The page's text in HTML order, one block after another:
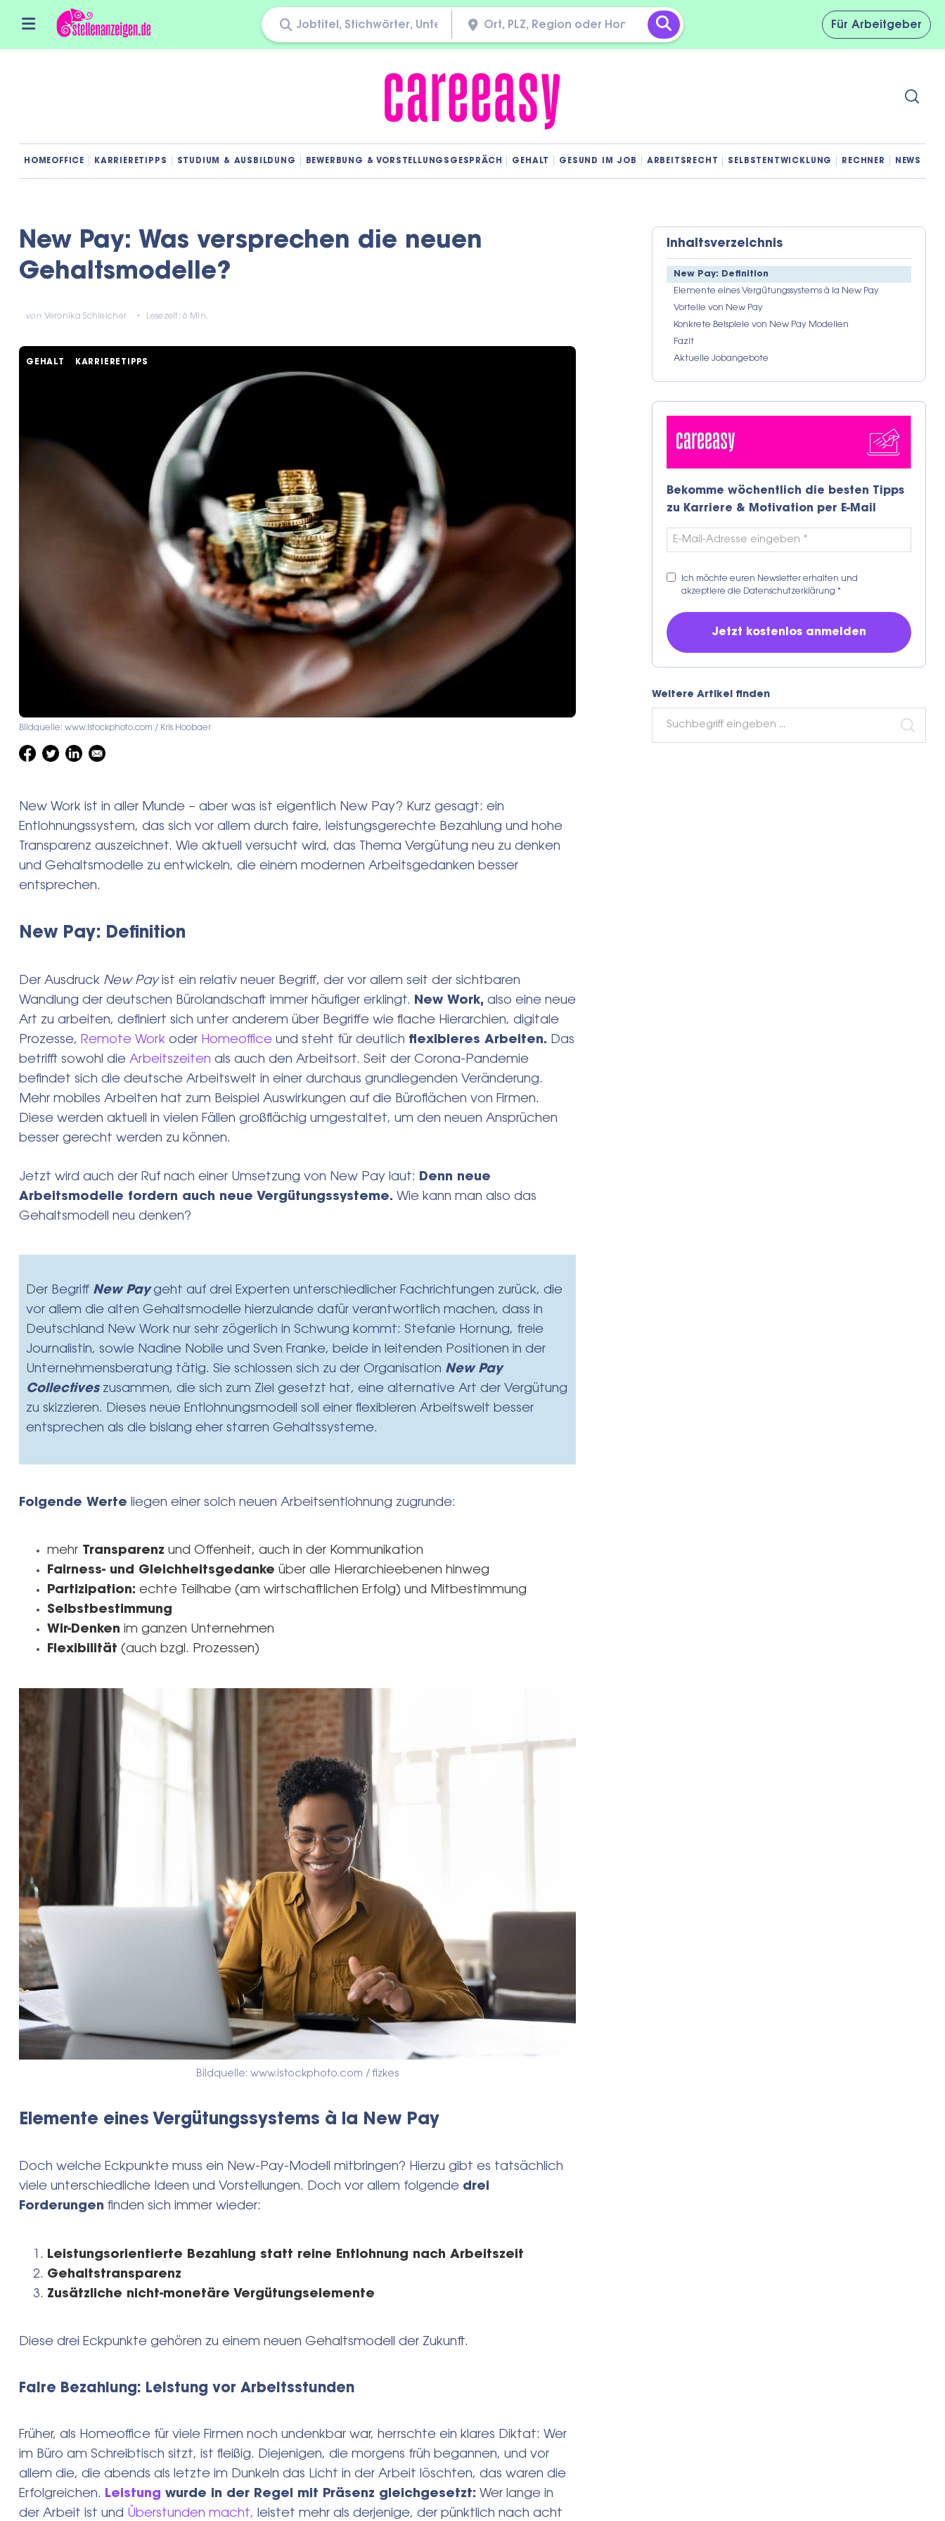
Für Arbeitgeber
HOMEOFFICE KARRIERETIPPS STUDIUM & AUSBILDUNG BEWERBUNG & VORSTELLUNGSGESPRÄCH GEHALT GESUND IM JOB ARBEITSRECHT SELBSTENTWICKLUNG RECHNER NEWS
New Pay: Was versprechen die neuen
Gehaltsmodelle?
von Veronika Schleicher Lesezeit: 6 Min.
GEHALT KARRIERETIPPS
Bildquelle: www.istockphoto.com / Kris Hoobaer
New Work ist in aller Munde – aber was ist eigentlich New Pay? Kurz gesagt: ein
Entlohnungssystem, das sich vor allem durch faire, leistungsgerechte Bezahlung und hohe
Transparenz auszeichnet. Wie aktuell versucht wird, das Thema Vergütung neu zu denken
und Gehaltsmodelle zu entwickeln, die einem modernen Arbeitsgedanken besser
entsprechen.
New Pay: Definition
Der Ausdruck New Payist ein relativ neuer Begriff, der vor allem seit der sichtbaren
Wandlung der deutschen Bürolandschaft immer häufiger erklingt. New Work, also eine neue
Art zu arbeiten, definiert sich unter anderem über Begriffe wie flache Hierarchien, digitale
Prozesse, Remote Work oder Homeoffice und steht für deutlich flexibleres Arbeiten. Das
betrifft sowohl die Arbeitszeiten als auch den Arbeitsort. Seit der Corona-Pandemie
befindet sich die deutsche Arbeitswelt in einer durchaus grundlegenden Veränderung.
Mehr mobiles Arbeiten hat zum Beispiel Auswirkungen auf die Büroflächen von Firmen.
Diese werden aktuell in vielen Fällen großflächig umgestaltet, um den neuen Ansprüchen
besser gerecht werden zu können.
Jetzt wird auch der Ruf nach einer Umsetzung von New Pay laut: Denn neue
Arbeitsmodelle fordern auch neue Vergütungssysteme. Wie kann man also das
Gehaltsmodell neu denken?
Der Begriff New Paygeht auf drei Experten unterschiedlicher Fachrichtungen zurück, die
vor allem die alten Gehaltsmodelle hierzulande dafür verantwortlich machen, dass in
Deutschland New Work nur sehr zögerlich in Schwung kommt: Stefanie Hornung, freie
Journalistin, sowie Nadine Nobile und Sven Franke, beide in leitenden Positionen in der
Unternehmensberatung tätig. Sie schlossen sich zu der Organisation New Pay
Collectiveszusammen, die sich zum Ziel gesetzt hat, eine alternative Art der Vergütung
zu skizzieren. Dieses neue Entlohnungsmodell soll einer flexibleren Arbeitswelt besser
entsprechen als die bislang eher starren Gehaltssysteme.
Folgende Werte liegen einer solch neuen Arbeitsentlohnung zugrunde:
mehr Transparenz und Offenheit, auch in der Kommunikation
Fairness- und Gleichheitsgedanke über alle Hierarchieebenen hinweg
Partizipation: echte Teilhabe (am wirtschaftlichen Erfolg) und Mitbestimmung
Selbstbestimmung
Wir-Denken im ganzen Unternehmen
Flexibilität (auch bzgl. Prozessen)
Bildquelle: www.istockphoto.com / fizkes
Elemente eines Vergütungssystems à la New Pay
Doch welche Eckpunkte muss ein New-Pay-Modell mitbringen? Hierzu gibt es tatsächlich
viele unterschiedliche Ideen und Vorstellungen. Doch vor allem folgende drei
Forderungen finden sich immer wieder:
Leistungsorientierte Bezahlung statt reine Entlohnung nach Arbeitszeit
Gehaltstransparenz
Zusätzliche nicht-monetäre Vergütungselemente
Diese drei Eckpunkte gehören zu einem neuen Gehaltsmodell der Zukunft.
Faire Bezahlung: Leistung vor Arbeitsstunden
Früher, als Homeoffice für viele Firmen noch undenkbar war, herrschte ein klares Diktat: Wer
im Büro am Schreibtisch sitzt, ist fleißig. Diejenigen, die morgens früh begannen, und vor
allem die, die abends als letzte im Dunkeln das Licht in der Arbeit löschten, das waren die
Erfolgreichen. Leistung wurde in der Regel mit Präsenz gleichgesetzt: Wer lange in
der Arbeit ist und Überstunden macht, leistet mehr als derjenige, der pünktlich nach acht
Inhaltsverzeichnis
New Pay: Definition
Elemente eines Vergütungssystems à la New Pay
Vorteile von New Pay
Konkrete Beispiele von New Pay Modellen
Fazit
Aktuelle Jobangebote
Bekomme wöchentlich die besten Tipps
zu Karriere & Motivation per E-Mail
Ich möchte euren Newsletter erhalten und
akzeptiere die Datenschutzerklärung *
Weitere Artikel finden
Search
Search
for: